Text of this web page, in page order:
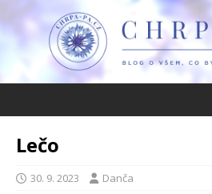
Lečo
30. 9. 2023 Danča